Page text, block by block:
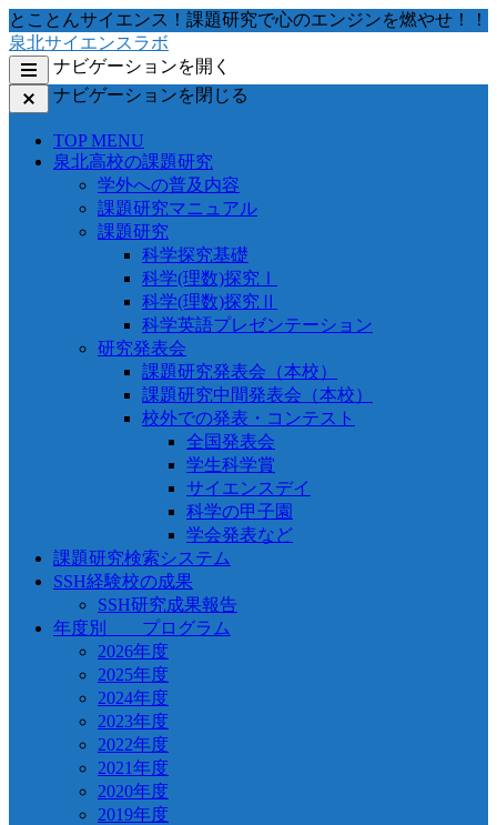
コ
ン
テ
ン
ツ
とことんサイエンス！課題研究で心のエンジンを燃やせ！！
泉北サイエンスラボ
ナビゲーションを開く
ナビゲーションを閉じる
TOP MENU
泉北高校の課題研究
学外への普及内容
課題研究マニュアル
課題研究
科学探究基礎
科学(理数)探究Ⅰ
科学(理数)探究Ⅱ
科学英語プレゼンテーション
研究発表会
課題研究発表会（本校）
課題研究中間発表会（本校）
校外での発表・コンテスト
全国発表会
学生科学賞
サイエンスデイ
科学の甲子園
学会発表など
課題研究検索システム
SSH経験校の成果
SSH研究成果報告
年度別 プログラム
2026年度
2025年度
2024年度
2023年度
2022年度
2021年度
2020年度
2019年度